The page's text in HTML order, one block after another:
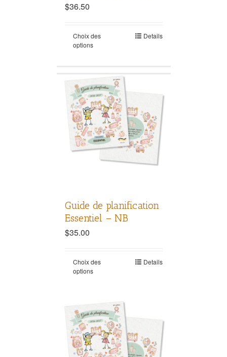
$36.50
Choix des
options
Details
Guide de planification
Essentiel – NB
$35.00
Choix des
options
Details